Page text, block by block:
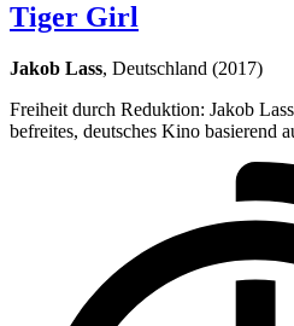
Tiger Girl
Jakob Lass, Deutschland (2017)
Freiheit durch Reduktion: Jakob
befreites, deutsches Kino basierend